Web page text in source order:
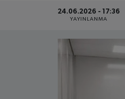
24.06.2026 - 17:36
YAYINLANMA
Tüm Manşetler
Son Dakika Haberleri